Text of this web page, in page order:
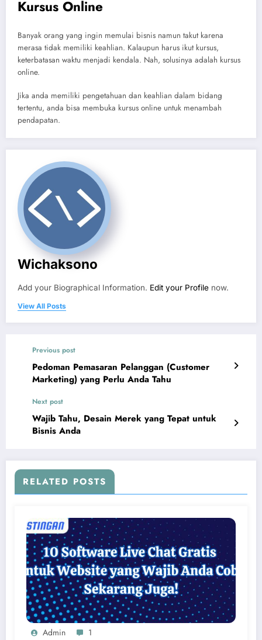
Kursus Online
Banyak orang yang ingin memulai bisnis namun takut karena
merasa tidak memiliki keahlian. Kalaupun harus ikut kursus,
keterbatasan waktu menjadi kendala. Nah, solusinya adalah kursus
online.
Jika anda memiliki pengetahuan dan keahlian dalam bidang
tertentu, anda bisa membuka kursus online untuk menambah
pendapatan.
Wichaksono
Add your Biographical Information. Edit your Profile now.
View All Posts
Previous post
Pedoman Pemasaran Pelanggan (Customer
Marketing) yang Perlu Anda Tahu
Next post
Wajib Tahu, Desain Merek yang Tepat untuk
Bisnis Anda
RELATED POSTS
Admin 1